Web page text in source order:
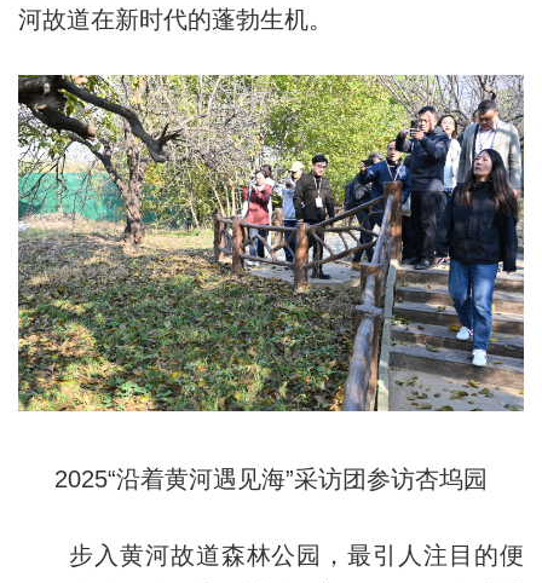
河故道在新时代的蓬勃生机。
2025“沿着黄河遇见海”采访团参访杏坞园
步入黄河故道森林公园，最引人注目的便